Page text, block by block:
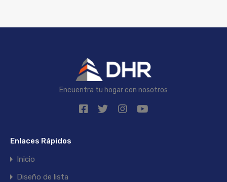
Encuentra tu hogar con nosotros
Enlaces Rápidos
Inicio
Diseño de lista